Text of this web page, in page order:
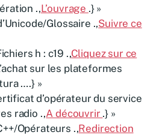
.,L’ouvrage .} »
Glossaire .,Suivre ce
h : c19 .,Cliquez sur ce
sur les plateformes
….} »
d’opérateur du service
radio .,A découvrir .} »
Opérateurs .,Redirection